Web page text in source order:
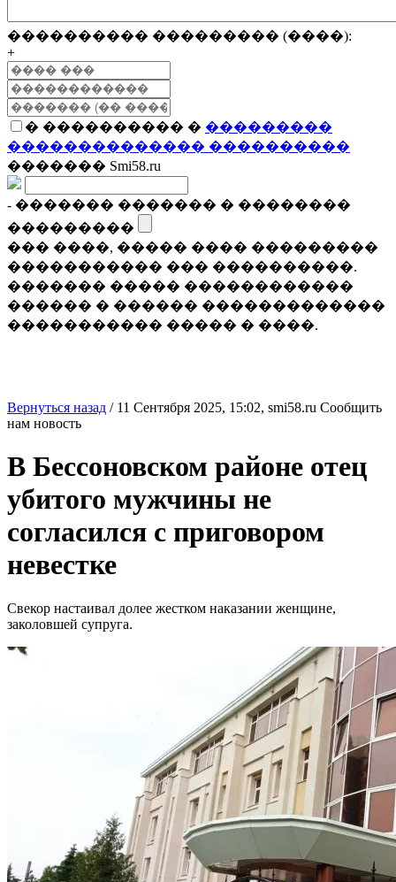
���������� ��������� (����):
+
� ���������� � ���������
�������������� ����������
������� Smi58.ru
- ������� ������� � ��������
���������
��� ����, ����� ���� ���������
����������� ��� ����������.
������� ����� ������������
������ � ������ �������������
����������� ����� � ����.
Вернуться назад / 11 Сентября 2025, 15:02, smi58.ru Сообщить
нам новость
В Бессоновском районе отец
убитого мужчины не
согласился с приговором
невестке
Свекор настаивал долее жестком наказании женщине,
заколовшей супруга.